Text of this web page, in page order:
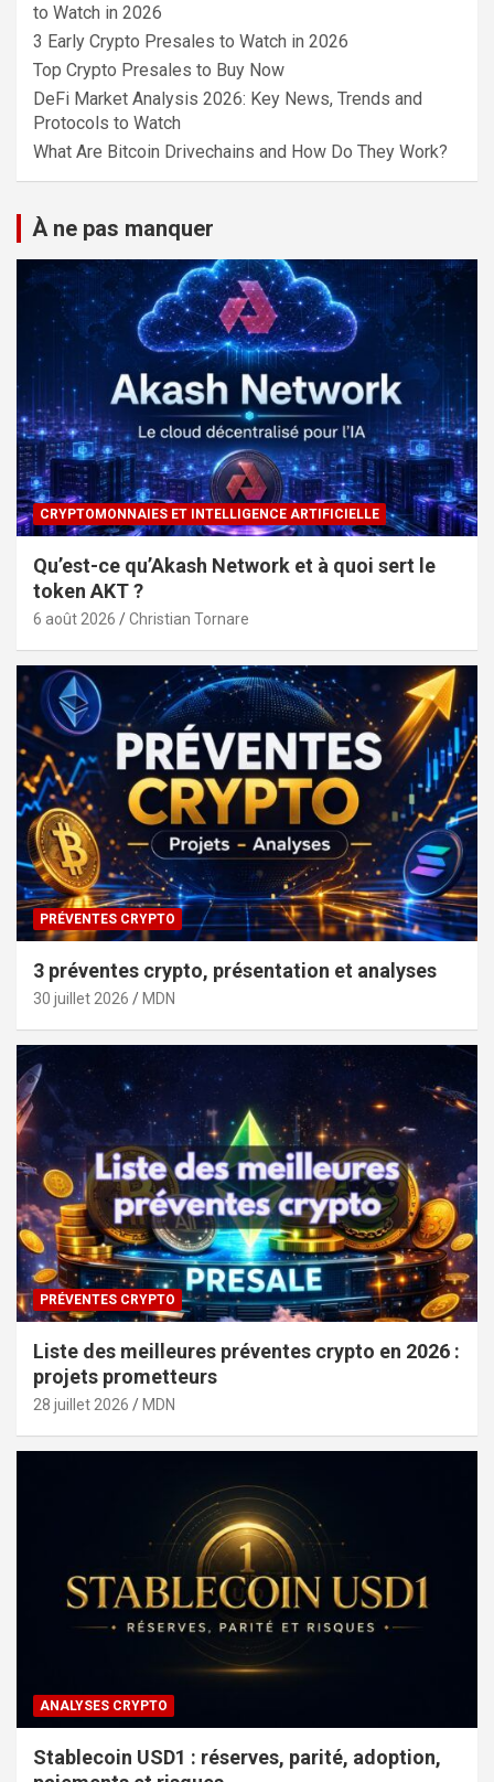
to Watch in 2026
3 Early Crypto Presales to Watch in 2026
Top Crypto Presales to Buy Now
DeFi Market Analysis 2026: Key News, Trends and
Protocols to Watch
What Are Bitcoin Drivechains and How Do They Work?
À ne pas manquer
CRYPTOMONNAIES ET INTELLIGENCE ARTIFICIELLE
Qu’est-ce qu’Akash Network et à quoi sert le
token AKT ?
6 août 2026 Christian Tornare
PRÉVENTES CRYPTO
3 préventes crypto, présentation et analyses
30 juillet 2026 MDN
PRÉVENTES CRYPTO
Liste des meilleures préventes crypto en 2026 :
projets prometteurs
28 juillet 2026 MDN
ANALYSES CRYPTO
Stablecoin USD1 : réserves, parité, adoption,